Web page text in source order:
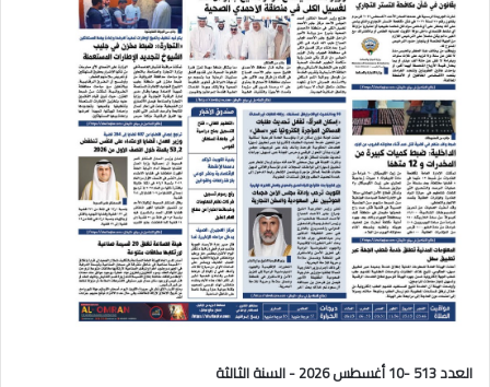
العدد 513 -10 أغسطس 2026 - السنة الثالثة